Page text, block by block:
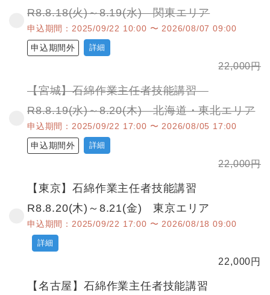
R8.8.18(火)～8.19(水) 関東エリア
申込期間：2025/09/22 10:00 〜 2026/08/07 09:00
申込期間外 詳細
22,000円
【宮城】石綿作業主任者技能講習
R8.8.19(水)～8.20(木) 北海道・東北エリア
申込期間：2025/09/22 17:00 〜 2026/08/05 17:00
申込期間外 詳細
22,000円
【東京】石綿作業主任者技能講習
R8.8.20(木)～8.21(金) 東京エリア
申込期間：2025/09/22 17:00 〜 2026/08/18 09:00
詳細
22,000円
【名古屋】石綿作業主任者技能講習